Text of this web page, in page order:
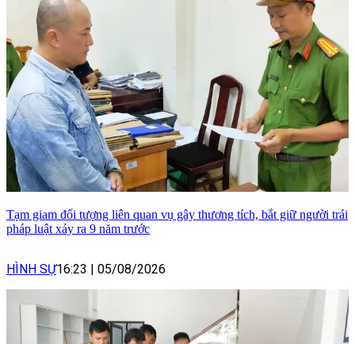
Tạm giam đối tượng liên quan vụ gây thương tích, bắt giữ người trái
pháp luật xảy ra 9 năm trước
HÌNH SỰ16:23 05/08/2026